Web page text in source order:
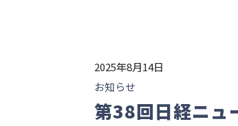
2025年8月14日
お知らせ
第38回日経ニ